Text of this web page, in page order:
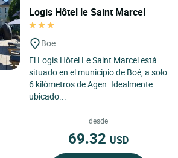
Logis Hôtel le Saint Marcel
Boe
El Logis Hôtel Le Saint Marcel está
situado en el municipio de Boé, a solo
6 kilómetros de Agen. Idealmente
ubicado...
desde
69.32 USD